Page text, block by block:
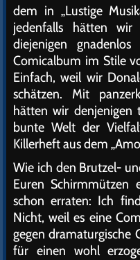
dem in „Lustige
jedenfalls hätten
diejenigen
Comicalbum im Stile
Einfach, weil wir
schätzen. Mit
hätten wir denjenigen
bunte Welt der
Killerheft aus dem
Wie ich den Brutzel-
Euren
schon erraten: Ich
Nicht, weil es eine
gegen dramaturgische
für einen wohl